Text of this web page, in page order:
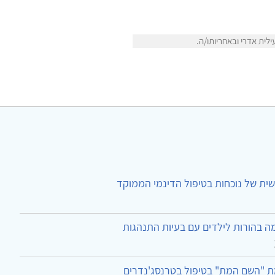
אדרי ובאחריותו/ה.
של נוכחות בטיפול הדינמי הממוקד
בהורות לילדים עם בעיות התנהגות
"השם המת" בטיפול בטרנסג'נדרים